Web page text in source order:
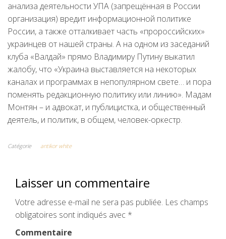
анализа деятельности УПА (запрещённая в России
организация) вредит информационной политике
России, а также отталкивает часть «пророссийских»
украинцев от нашей страны. А на одном из заседаний
клуба «Валдай» прямо Владимиру Путину выкатил
жалобу, что «Украина выставляется на некоторых
каналах и программах в непопулярном свете… и пора
поменять редакционную политику или линию». Мадам
Монтян – и адвокат, и публицистка, и общественный
деятель, и политик, в общем, человек-оркестр.
Catégorie antikor white
Laisser un commentaire
Votre adresse e-mail ne sera pas publiée. Les champs
obligatoires sont indiqués avec *
Commentaire